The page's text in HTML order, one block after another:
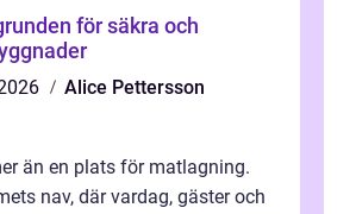
Alice Pettersson
än en plats för matlagning.
nav, där vardag, gäster och